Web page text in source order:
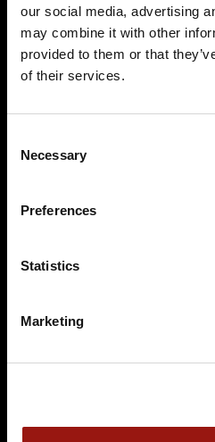
our social media, advertising
may combine it with other
provided to them or that
of their services.
Selection
Necessary
Preferences
Statistics
Marketing
Auf der Karte anzeigen
Tickets
Ein Mord mit Zukunft - Der
Golf Club Gut Apeldör